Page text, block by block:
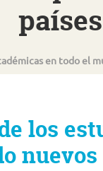
en todo el
los